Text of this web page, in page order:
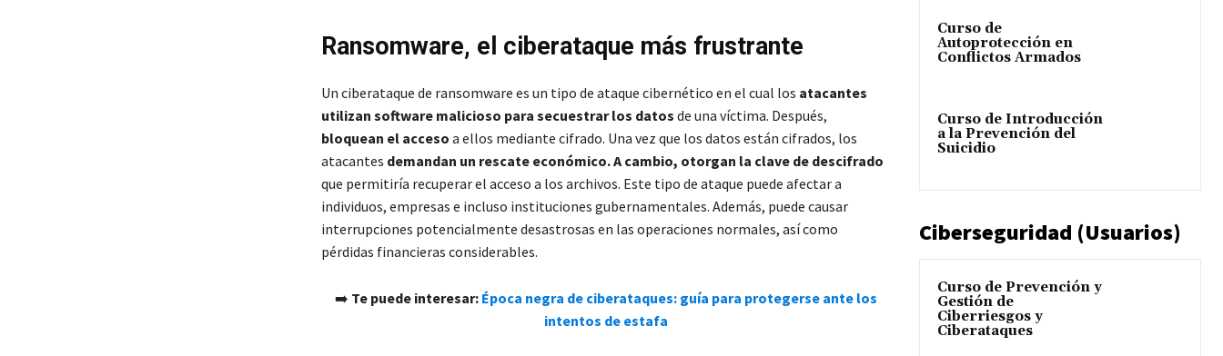
Ransomware, el ciberataque más frustrante
Un ciberataque de ransomware es un tipo de ataque cibernético en el cual los atacantes
utilizan software malicioso para secuestrar los datos de una víctima. Después,
bloquean el acceso a ellos mediante cifrado. Una vez que los datos están cifrados, los
atacantes demandan un rescate económico. A cambio, otorgan la clave de descifrado
que permitiría recuperar el acceso a los archivos. Este tipo de ataque puede afectar a
individuos, empresas e incluso instituciones gubernamentales. Además, puede causar
interrupciones potencialmente desastrosas en las operaciones normales, así como
pérdidas financieras considerables.
➡️ Te puede interesar: Época negra de ciberataques: guía para protegerse ante los
intentos de estafa
Curso de
Autoprotección en
Conflictos Armados
Curso de Introducción
a la Prevención del
Suicidio
Ciberseguridad (Usuarios)
Curso de Prevención y
Gestión de
Ciberriesgos y
Ciberataques